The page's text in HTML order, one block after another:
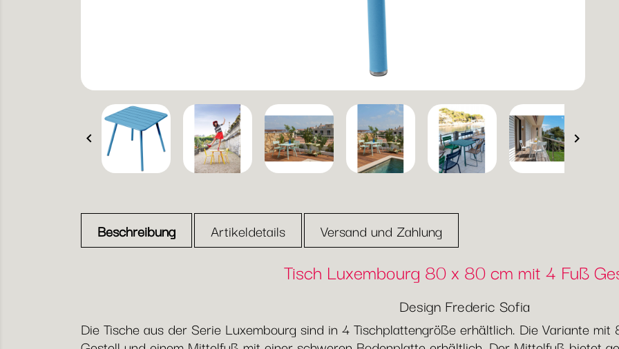
 
Beschreibung Artikeldetails Versand und Zahlung
Tisch Luxembourg 80 x 80 cm mit 4 Fuß
Design Frederic Sofia
Die Tische aus der Serie Luxembourg sind in 4 Tischplattengröße erhältlich. Die Variante